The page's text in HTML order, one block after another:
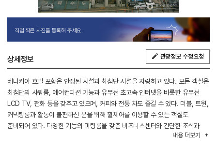
직접 찍은 사진을 등록해 주세요.
상세정보 관광정보 수정요청
베니키아 호텔 포항은 안정된 시설과 최첨단 시설을 자랑하고 있다. 모든 객실은
최첨단의 샤워룸, 에어컨디션 기능과 유무선 초고속 인터넷을 비롯한 유무선
LCD TV, 전화 등을 갖추고 있으며, 커피와 전통 차도 즐길 수 있다. 더블, 트윈,
커넥팅룸과 활동이 불편하신 분을 위해 휠체어를 이용할 수 있는 객실도
준비되어 있다. 다양한 기능의 미팅룸을 갖춘 비즈니스센터와 간단한 조식과
음료 리셉션 등을 베니키아 호텔 포항에서 편리하게 이용할 수 있다. 청결하고
내용 더보기